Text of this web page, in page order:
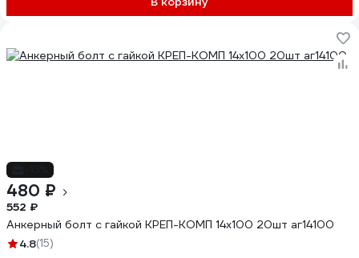
480 ₽
552 ₽
Анкерный болт с гайкой КРЕП-КОМП 14х100 20шт аг14100
4.8(15)